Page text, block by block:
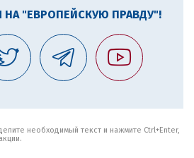
"ЕВРОПЕЙСКУЮ ПРАВДУ"!
необходимый текст и нажмите Ctrl+Enter,